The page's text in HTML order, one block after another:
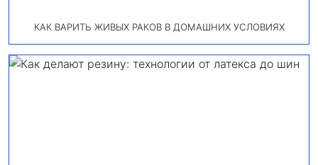
КАК ВАРИТЬ ЖИВЫХ РАКОВ В ДОМАШНИХ УСЛОВИЯХ